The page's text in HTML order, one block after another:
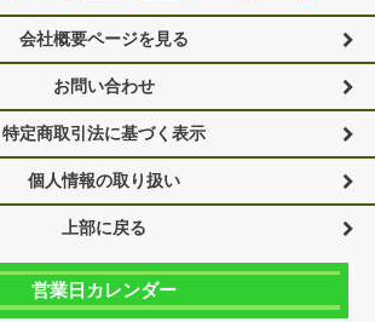
会社概要ページを見る
お問い合わせ
特定商取引法に基づく表示
個人情報の取り扱い
上部に戻る
営業日カレンダー